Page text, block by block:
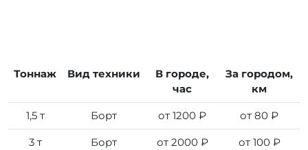
Тоннаж Вид техники
В городе,
час
За городом,
км
1,5 т Борт от 1200 ₽ от 80 ₽
3 т Борт от 2000 ₽ от 100 ₽